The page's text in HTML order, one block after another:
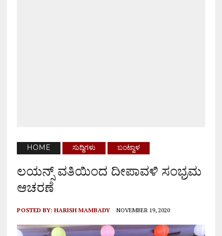
HOME ಸುದ್ದಿಗಳು ಬಂಟ್ವಾಳ
ಲಯನ್ಸ್ ವತಿಯಿಂದ ದೀಪಾವಳಿ ಸಂಭ್ರಮ
ಆಚರಣೆ
POSTED BY: HARISH MAMBADY NOVEMBER 19, 2020